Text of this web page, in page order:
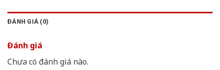
ĐÁNH GIÁ (0)
Đánh giá
Chưa có đánh giá nào.